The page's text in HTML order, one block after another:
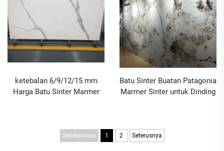
ketebalan 6/9/12/15 mm
Harga Batu Sinter Marmer
Batu Sinter Buatan Patagonia
Marmer Sinter untuk Dinding
Sebelumnya 1 2 Seterusnya